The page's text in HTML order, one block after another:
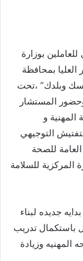
بوزارة
بمحافظة
وبلدك” ،تحت
المستشار
و
التوجيهي
العامة للصحة
المركزية للسلامة
جديده لبناء
باستكمال تدريب
المهنيه وزيادة